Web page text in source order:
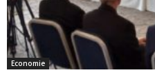
Economie